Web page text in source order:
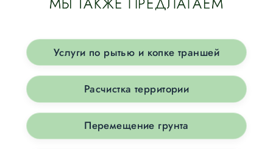
Услуги по рытью и копке траншей
Расчистка территории
Перемещение грунта